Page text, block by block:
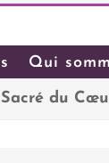
Qui
Sacré du